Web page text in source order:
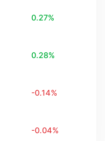
0.27%
0.28%
-0.14%
-0.04%